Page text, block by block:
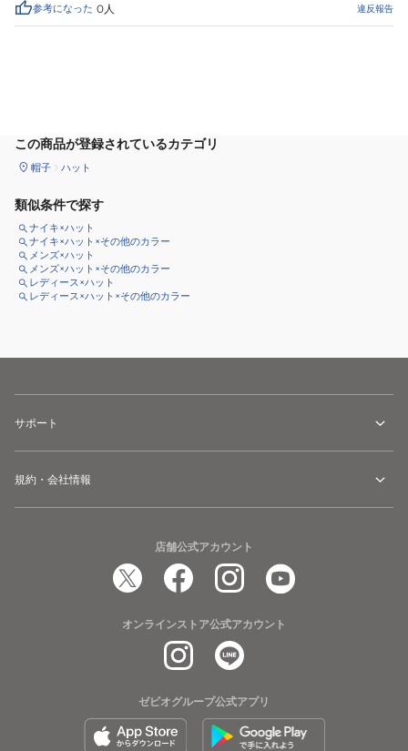
参考になった 0 人 違反報告
この商品が登録されているカテゴリ
帽子 ハット
類似条件で探す
ナイキ×ハット
ナイキ×ハット×その他のカラー
メンズ×ハット
メンズ×ハット×その他のカラー
レディース×ハット
レディース×ハット×その他のカラー
サポート
規約・会社情報
店舗公式アカウント
オンラインストア公式アカウント
ゼビオグループ公式アプリ